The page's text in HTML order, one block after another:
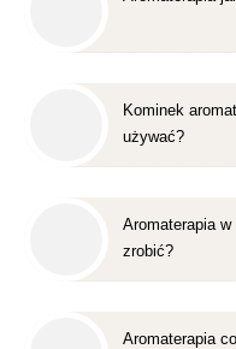
Kominek
używać?
Aromaterapia
zrobić?
Aromaterapia